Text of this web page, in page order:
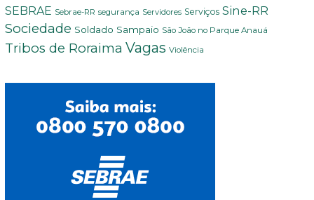
SEBRAE Sebrae-RR segurança Servidores Serviços Sine-RR
Sociedade Soldado Sampaio São João no Parque Anauá
Tribos de Roraima Vagas Violência